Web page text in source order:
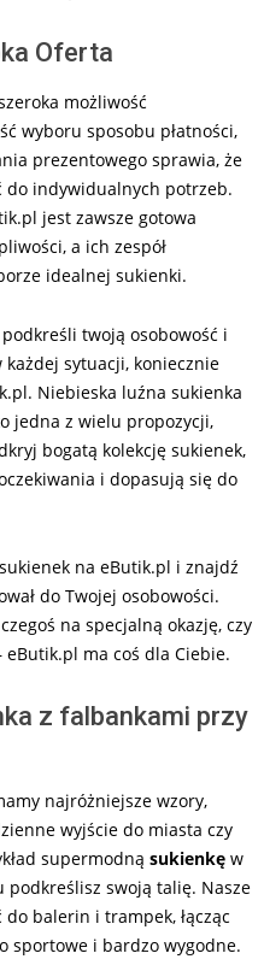
Oferta
możliwość
wyboru sposobu płatności,
prezentowego sprawia, że
do indywidualnych potrzeb.
jest zawsze gotowa
a ich zespół
idealnej sukienki.
twoją osobowość i
sytuacji, koniecznie
Niebieska luźna sukienka
jedna z wielu propozycji,
bogatą kolekcję sukienek,
i dopasują się do
na eButik.pl i znajdź
do Twojej osobowości.
na specjalną okazję, czy
ma coś dla Ciebie.
z falbankami przy
najróżniejsze wzory,
wyjście do miasta czy
supermodną sukienkę w
podkreślisz swoją talię. Nasze
balerin i trampek, łącząc
sportowe i bardzo wygodne.